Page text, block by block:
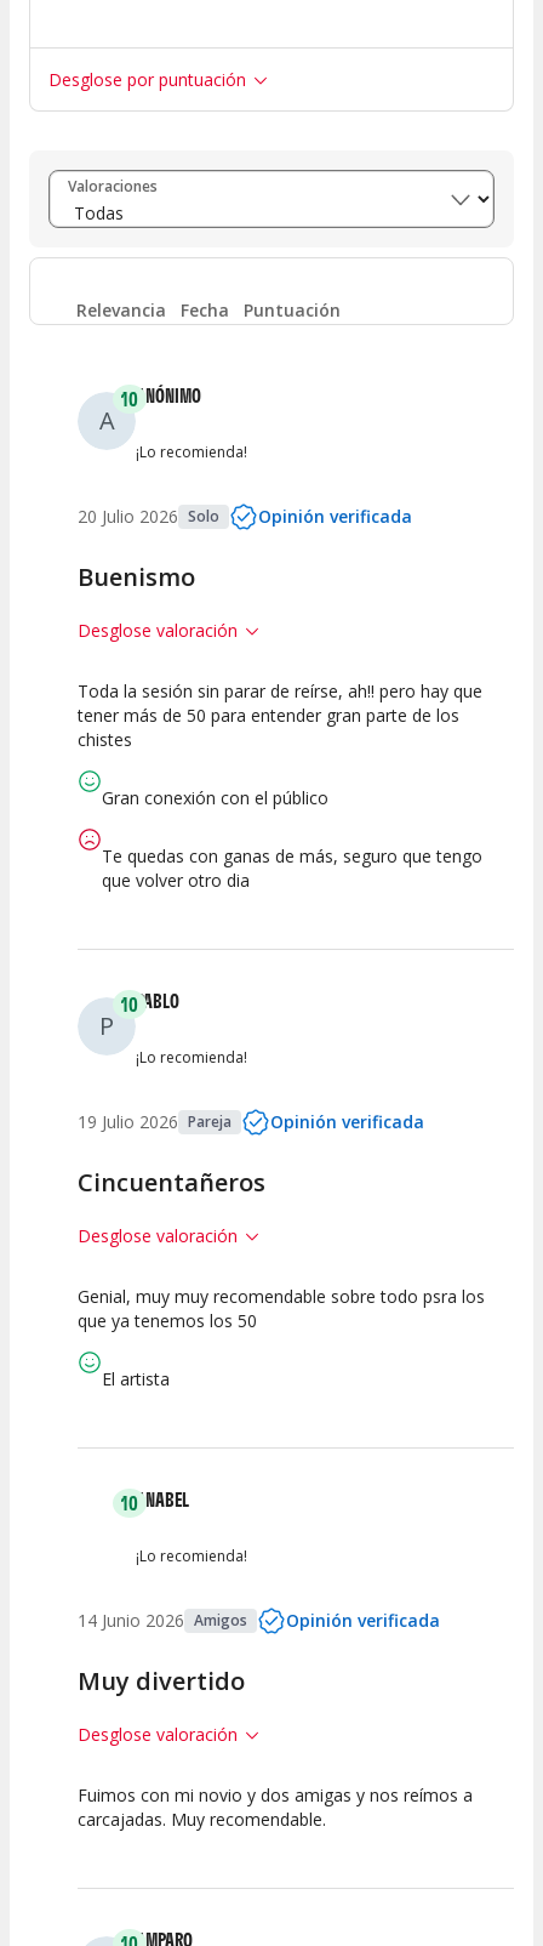
Desglose por puntuación
Entre 8 y 10 (7)
Entre 6 y 8 (0)
Entre 4 y 6 0
Entre 0 y 2
Valoraciones
Relevancia Fecha Puntuación
A
10ANÓNIMO
¡Lo recomienda!
20 Julio 2026 Solo Opinión verificada
Buenismo
Desglose valoración
10
Calidad del
10 10
Toda la sesión sin parar de reírse, ah!! pero hay que
tener más de 50 para entender gran parte de los
chistes
Gran conexión con el público
Te quedas con ganas de más, seguro que tengo
que volver otro dia
P
10PABLO
¡Lo recomienda!
19 Julio 2026 Pareja Opinión verificada
Cincuentañeros
Desglose valoración
10
Espectáculo
10 10
Genial, muy muy recomendable sobre todo psra los
que ya tenemos los 50
El artista
10ANABEL
¡Lo recomienda!
14 Junio 2026 Amigos Opinión verificada
Muy divertido
Desglose valoración
10 10 10
Fuimos con mi novio y dos amigas y nos reímos a
carcajadas. Muy recomendable.
AMPARO